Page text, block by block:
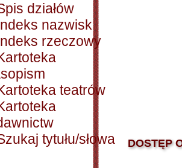
działów
nazwisk
rzeczowy
teatrów
tytułu/słowa
DOSTĘP